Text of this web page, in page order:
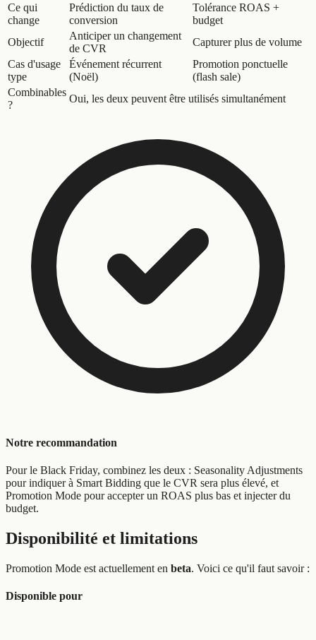
Ce qui
change
Prédiction du taux de
conversion
Tolérance ROAS +
budget
Objectif
Anticiper un changement
de CVR
Capturer plus de volume
Cas d'usage
type
Événement récurrent
(Noël)
Promotion ponctuelle
(flash sale)
Combinables
?
Oui, les deux peuvent être utilisés simultanément
Notre recommandation
Pour le Black Friday, combinez les deux : Seasonality Adjustments
pour indiquer à Smart Bidding que le CVR sera plus élevé, et
Promotion Mode pour accepter un ROAS plus bas et injecter du
budget.
Disponibilité et limitations
Promotion Mode est actuellement en beta. Voici ce qu'il faut savoir :
Disponible pour